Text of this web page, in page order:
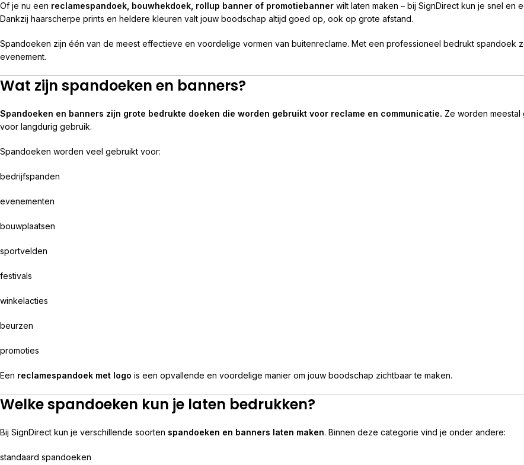
Of je nu een reclamespandoek, bouwhekdoek, rollup banner of promotiebanner wilt laten maken – bij SignDirect kun je snel en
Dankzij haarscherpe prints en heldere kleuren valt jouw boodschap altijd goed op, ook op grote afstand.
Spandoeken zijn één van de meest effectieve en voordelige vormen van buitenreclame. Met een professioneel bedrukt spandoek
evenement.
Wat zijn spandoeken en banners?
Spandoeken en banners zijn grote bedrukte doeken die worden gebruikt voor reclame en communicatie. Ze worden
voor langdurig gebruik.
Spandoeken worden veel gebruikt voor:
bedrijfspanden
evenementen
bouwplaatsen
sportvelden
festivals
winkelacties
beurzen
promoties
Een reclamespandoek met logo is een opvallende en voordelige manier om jouw boodschap zichtbaar te maken.
Welke spandoeken kun je laten bedrukken?
Bij SignDirect kun je verschillende soorten spandoeken en banners laten maken. Binnen deze categorie vind je onder andere:
standaard spandoeken